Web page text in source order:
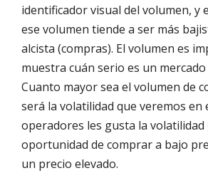
identificador visual del volumen, y
ese volumen tiende a ser más
alcista (compras). El volumen es
muestra cuán serio es un
Cuanto mayor sea el volumen de
será la volatilidad que veremos en
operadores les gusta la
oportunidad de comprar a bajo
un precio elevado.